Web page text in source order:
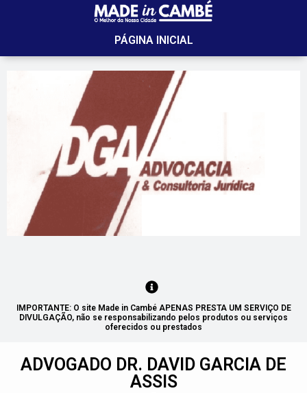
PÁGINA INICIAL
IMPORTANTE: O site Made in Cambé APENAS PRESTA UM SERVIÇO DE
DIVULGAÇÃO, não se responsabilizando pelos produtos ou serviços
oferecidos ou prestados
ADVOGADO DR. DAVID GARCIA DE
ASSIS